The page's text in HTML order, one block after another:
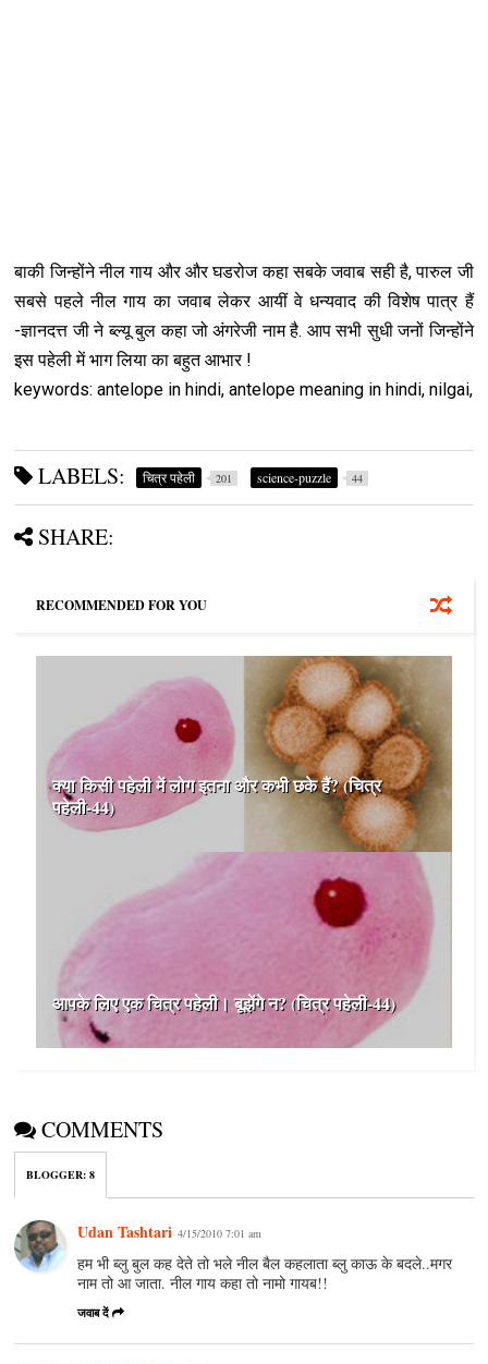
बाकी जिन्होंने नील गाय और और घडरोज कहा सबके जवाब सही है, पारुल जी
सबसे पहले नील गाय का जवाब लेकर आयीं वे धन्यवाद की विशेष पात्र हैं
-ज्ञानदत्त जी ने ब्ल्यू बुल कहा जो अंगरेजी नाम है. आप सभी सुधी जनों जिन्होंने
इस पहेली में भाग लिया का बहुत आभार !
keywords: antelope in hindi, antelope meaning in hindi, nilgai,
LABELS: चित्र पहेली 201 science-puzzle 44
SHARE:
RECOMMENDED FOR YOU
क्या किसी पहेली में लोग इतना और कभी छके हैं? (चित्र
पहेली-44)
आपके लिए एक चित्र पहेली। बूझेंगे न? (चित्र पहेली-44)
COMMENTS
BLOGGER:8
Udan Tashtari 4/15/2010 7:01 am
हम भी ब्लु बुल कह देते तो भले नील बैल कहलाता ब्लु काऊ के बदले..मगर
नाम तो आ जाता. नील गाय कहा तो नामो गायब!!
जवाब दें